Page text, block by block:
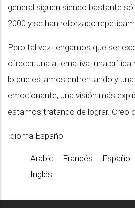
general siguen siendo bastante
2000 y se han reforzado
Pero tal vez tengamos que ser
ofrecer una alternativa: una crítica
lo que estamos enfrentando y
emocionante, una visión más
estamos tratando de lograr. Creo
Idioma Español
Arabic Francés Español
Inglés